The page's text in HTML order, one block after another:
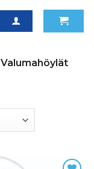
Valumahöylät